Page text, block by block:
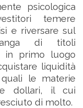
psicologica
temere
e riversare sul
di titoli
in primo luogo
liquidità
le materie
dollari, il cui
di molto.